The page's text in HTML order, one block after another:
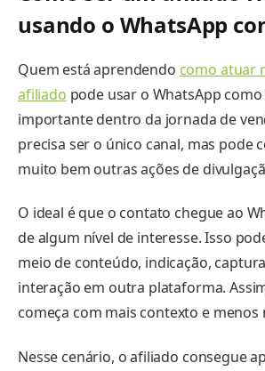
usando o WhatsApp
Quem está aprendendo como atuar
afiliado pode usar o WhatsApp
importante dentro da jornada de
precisa ser o único canal, mas pode
muito bem outras ações de
O ideal é que o contato chegue ao
de algum nível de interesse. Isso
meio de conteúdo, indicação,
interação em outra plataforma.
começa com mais contexto e menos
Nesse cenário, o afiliado consegue